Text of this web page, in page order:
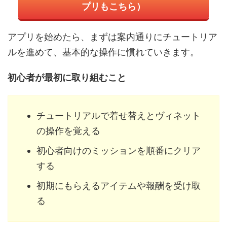
プリもこちら）
アプリを始めたら、まずは案内通りにチュートリア
ルを進めて、基本的な操作に慣れていきます。
初心者が最初に取り組むこと
チュートリアルで着せ替えとヴィネット
の操作を覚える
初心者向けのミッションを順番にクリア
する
初期にもらえるアイテムや報酬を受け取
る